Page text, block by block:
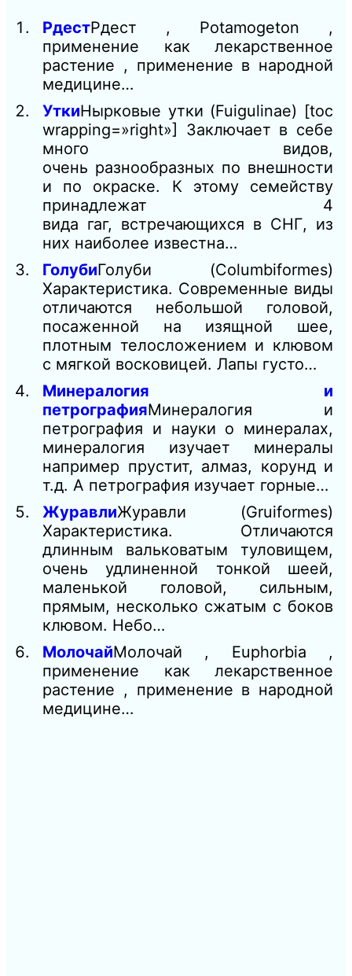
РдестРдест , Potamogeton ,
применение как лекарственное
растение , применение в народной
медицине…
УткиНырковые утки (Fuigulinae) [toc
wrapping=»right»] Заключает в себе
много видов,
очень разнообразных по внешности
и по окраске. К этому семейству
принадлежат 4
вида гаг, встречающихся в СНГ, из
них наиболее известна…
ГолубиГолуби (Columbiformes)
Характеристика. Современные виды
отличаются небольшой головой,
посаженной на изящной шее,
плотным телосложением и клювом
с мягкой восковицей. Лапы густо…
Минералогия и
петрографияМинералогия и
петрография и науки о минералах,
минералогия изучает минералы
например прустит, алмаз, корунд и
т.д. А петрография изучает горные…
ЖуравлиЖуравли (Gruiformes)
Характеристика. Отличаются
длинным вальковатым туловищем,
очень удлиненной тонкой шеей,
маленькой головой, сильным,
прямым, несколько сжатым с боков
клювом. Небо…
МолочайМолочай , Euphorbia ,
применение как лекарственное
растение , применение в народной
медицине…